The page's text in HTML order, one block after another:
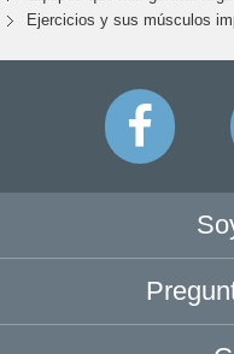
Ejercicios y sus músculos